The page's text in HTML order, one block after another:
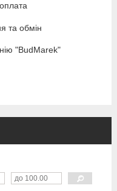
та обмін
"BudMarek"